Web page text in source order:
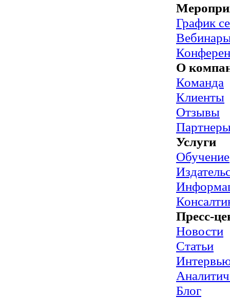
График
О
Команда
Клиенты
Отзывы
Услуги
Обучение
Пресс-
Новости
Статьи
Блог